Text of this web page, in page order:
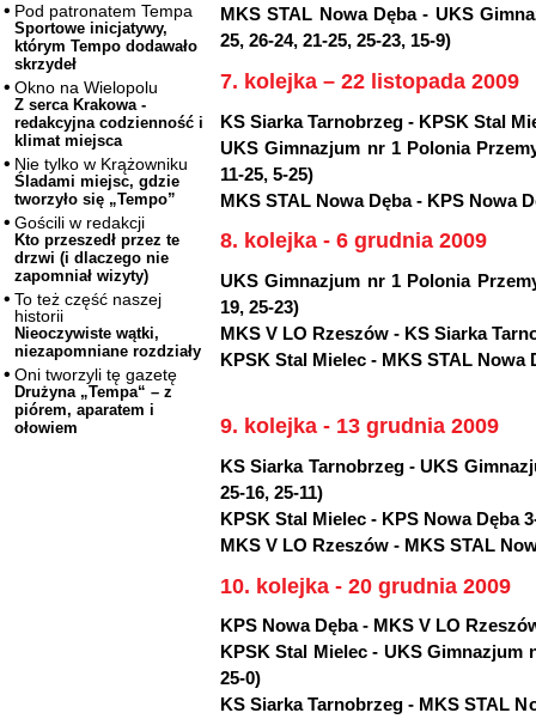
Pod patronatem Tempa
Sportowe inicjatywy,
którym Tempo dodawało
skrzydeł
Okno na Wielopolu
Z serca Krakowa -
redakcyjna codzienność i
klimat miejsca
Nie tylko w Krążowniku
Śladami miejsc, gdzie
tworzyło się „Tempo”
Gościli w redakcji
Kto przeszedł przez te
drzwi (i dlaczego nie
zapomniał wizyty)
To też część naszej
historii
Nieoczywiste wątki,
niezapomniane rozdziały
Oni tworzyli tę gazetę
Drużyna „Tempa“ – z
piórem, aparatem i
ołowiem
MKS STAL Nowa Dęba - UKS
25, 26-24, 21-25, 25-23, 15-9)
7. kolejka – 22 listopada 2009
KS Siarka Tarnobrzeg - KPSK Stal
UKS Gimnazjum nr 1 Polonia
11-25, 5-25)
MKS STAL Nowa Dęba - KPS Nowa
8. kolejka - 6 grudnia 2009
UKS Gimnazjum nr 1 Polonia
19, 25-23)
MKS V LO Rzeszów - KS Siarka
KPSK Stal Mielec - MKS STAL Nowa
9. kolejka - 13 grudnia 2009
KS Siarka Tarnobrzeg - UKS
25-16, 25-11)
KPSK Stal Mielec - KPS Nowa Dęba
MKS V LO Rzeszów - MKS STAL
10. kolejka - 20 grudnia 2009
KPS Nowa Dęba - MKS V LO
KPSK Stal Mielec - UKS Gimnazjum
25-0)
KS Siarka Tarnobrzeg - MKS STAL